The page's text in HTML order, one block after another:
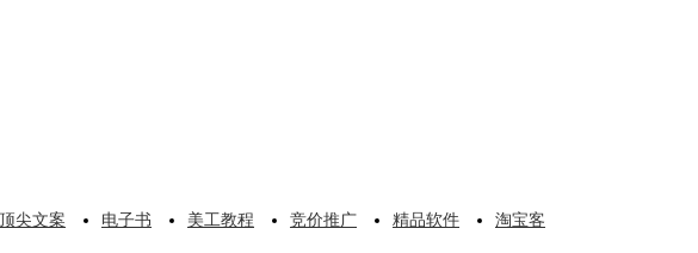
顶尖文案 电子书 美工教程 竞价推广 精品软件 淘宝客